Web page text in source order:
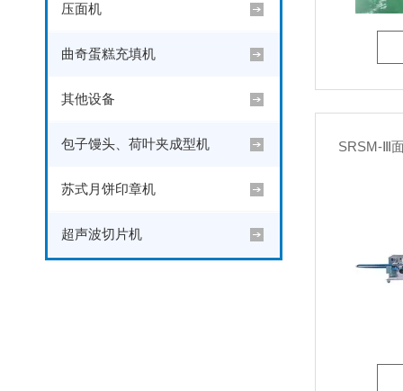
压面机
曲奇蛋糕充填机
其他设备
包子馒头、荷叶夹成型机
苏式月饼印章机
超声波切片机
SRSM-Ⅲ